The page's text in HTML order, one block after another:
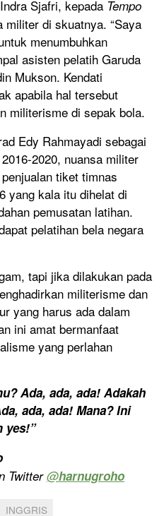
Sjafri, kepada Tempo
militer di skuatnya. “Saya
menumbuhkan
asisten pelatih Garuda
Mukson. Kendati
apabila hal tersebut
militerisme di sepak bola.
Edy Rahmayadi sebagai
2020, nuansa militer
tiket timnas
yang kala itu dihelat di
pemusatan latihan.
pelatihan bela negara
tapi jika dilakukan pada
militerisme dan
yang harus ada dalam
ini amat bermanfaat
yang perlahan
Ada, ada, ada! Adakah
ada, ada! Mana? Ini
yes!”
Twitter@harnugroho
INGGRIS